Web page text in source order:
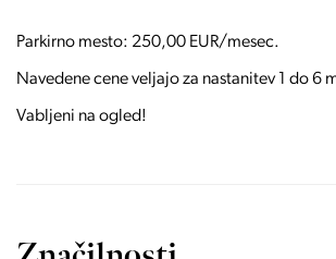
Parkirno mesto: 250,00 EUR/mesec.
Navedene cene veljajo za nastanitev 1 do 6
Vabljeni na ogled!